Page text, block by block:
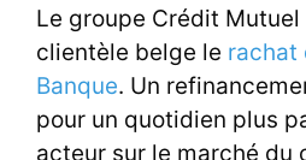
Le groupe Crédit Mutuel
clientèle belge le rachat
Banque. Un
pour un quotidien plus
acteur sur le marché du